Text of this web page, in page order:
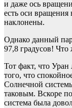
и даже ось
есть оси вращения
наклонены.
Однако данный
97,8 градусов! Что
Тот факт, что Уран
того, что
Солнечной
таковым. Вскоре
система была